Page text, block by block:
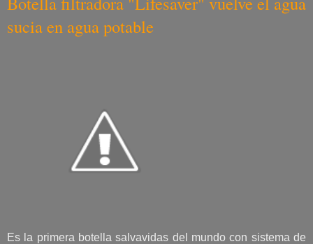
sucia en agua potable
Es la primera botella salvavidas del mundo con sistema de